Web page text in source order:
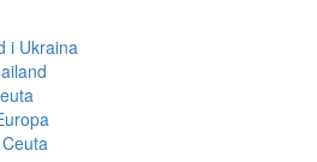
i Ukraina